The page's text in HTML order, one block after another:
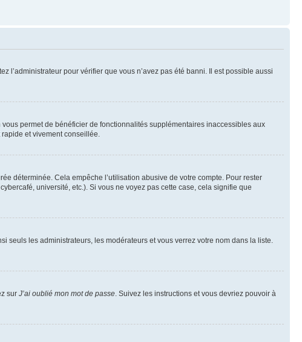
l’administrateur pour vérifier que vous n’avez pas été banni. Il est possible aussi
permet de bénéficier de fonctionnalités supplémentaires inaccessibles aux
rapide et vivement conseillée.
déterminée. Cela empêche l’utilisation abusive de votre compte. Pour rester
université, etc.). Si vous ne voyez pas cette case, cela signifie que
seuls les administrateurs, les modérateurs et vous verrez votre nom dans la liste.
sur J’ai oublié mon mot de passe. Suivez les instructions et vous devriez pouvoir à